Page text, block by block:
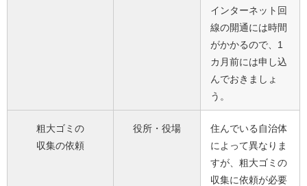
インターネット回
線の開通には時間
がかかるので、1
カ月前には申し込
んでおきましょ
う。
粗大ゴミの
収集の依頼
役所・役場
住んでいる自治体
によって異なりま
すが、粗大ゴミの
収集に依頼が必要